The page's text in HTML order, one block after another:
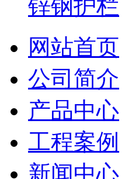
锌钢护栏
网站首页
公司简介
产品中心
工程案例
新闻中心